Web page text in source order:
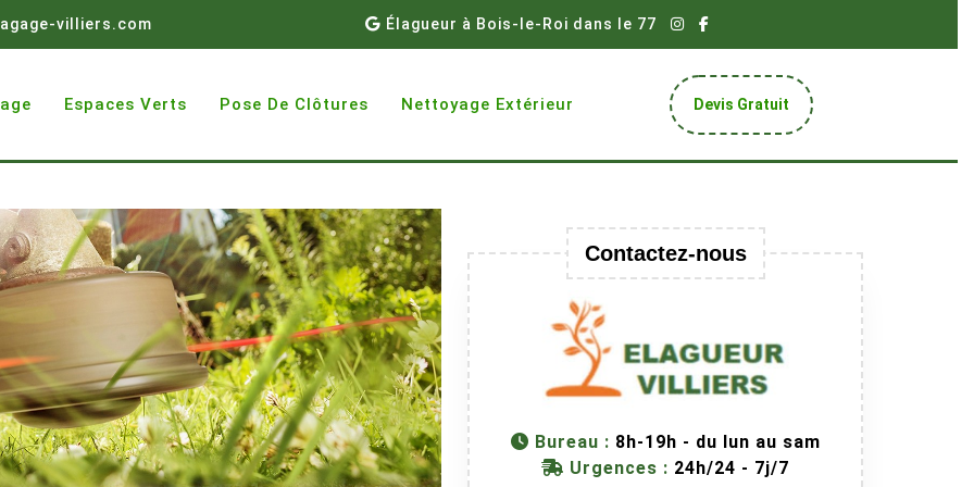
villiers.com Élagueur à Bois-le-Roi dans le 77
Espaces Verts Pose De Clôtures Nettoyage Extérieur Devis Gratuit Get
A
Contactez-nous
Bureau : 8h-19h - du lun au sam
Urgences : 24h/24 - 7j/7